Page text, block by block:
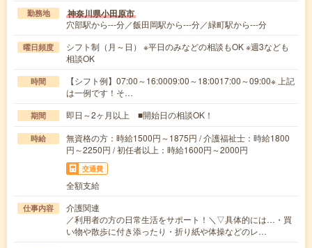
勤務地 神奈川県小田原市
穴部駅から---分／飯田岡駅から---分／緑町駅から---分
曜日頻度
シフト制（月～日） ※平日のみなどの相談もOK ※週3なども
相談OK
時間
【シフト例】07:00～16:0009:00～18:0017:00～09:00※ 上記
は一例です！そ…
期間 即日～2ヶ月以上 ■開始日の相談OK！
時給
無資格の方：時給1500円～1875円 / 介護福祉士：時給1800
円～2250円 / 初任者以上：時給1600円～2000円
交通費
全額支給
仕事内容
介護関連
／利用者の方の日常生活をサポート！＼▽具体的には…・買
い物や散歩に付き添ったり・折り紙や体操などのレ…